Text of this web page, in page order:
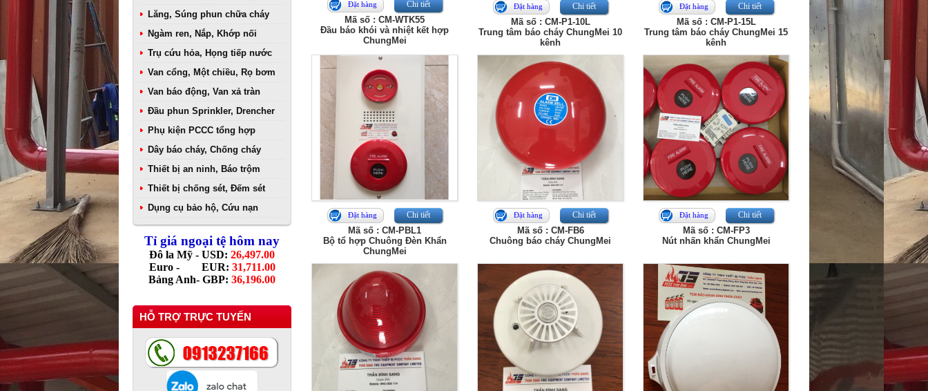
Lăng, Súng phun chữa cháy
Ngàm ren, Nắp, Khớp nối
Trụ cứu hỏa, Họng tiếp nước
Van cổng, Một chiều, Rọ bơm
Van báo động, Van xả tràn
Đầu phun Sprinkler, Drencher
Phụ kiện PCCC tổng hợp
Dây báo cháy, Chống cháy
Thiết bị an ninh, Báo trộm
Thiết bị chống sét, Đếm sét
Dụng cụ bảo hộ, Cứu nạn
Tỉ giá ngoại tệ hôm nay
Đô la Mỹ - USD: 26,497.00
Euro - EUR: 31,711.00
Bảng Anh- GBP: 36,196.00
HỖ TRỢ TRỰC TUYẾN
Đặt hàng Chi tiết
Mã số : CM-WTK55
Đầu báo khói và nhiệt kết hợp
ChungMei
Đặt hàng Chi tiết
Mã số : CM-P1-10L
Trung tâm báo cháy ChungMei 10
kênh
Đặt hàng Chi tiết
Mã số : CM-P1-15L
Trung tâm báo cháy ChungMei 15
kênh
Đặt hàng Chi tiết
Mã số : CM-PBL1
Bộ tổ hợp Chuông Đèn Khẩn
ChungMei
Đặt hàng Chi tiết
Mã số : CM-FB6
Chuông báo cháy ChungMei
Đặt hàng Chi tiết
Mã số : CM-FP3
Nút nhấn khẩn ChungMei